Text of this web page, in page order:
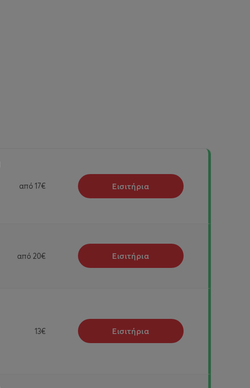
από 17€ Εισιτήρια
από 20€ Εισιτήρια
13€ Εισιτήρια